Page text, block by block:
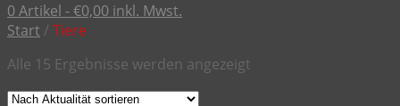
0 Artikel -€0,00 inkl. Mwst.
Start / Tiere
Alle 15 Ergebnisse werden angezeigt